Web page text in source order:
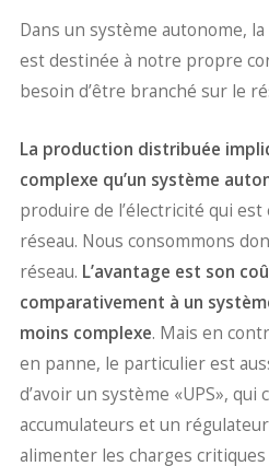
Dans un système autonome,
est destinée à notre propre
besoin d’être branché sur le
La production distribuée
complexe qu’un système
produire de l’électricité qui
réseau. Nous consommons
réseau. L’avantage est son
comparativement à un
moins complexe. Mais en
en panne, le particulier est
d’avoir un système «UPS», qui
accumulateurs et un
alimenter les charges